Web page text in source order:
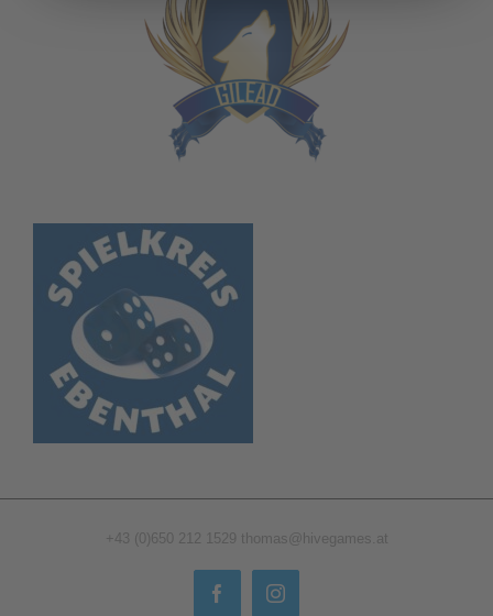
+43 (0)650 212 1529 thomas@hivegames.at
FacebookInstagram